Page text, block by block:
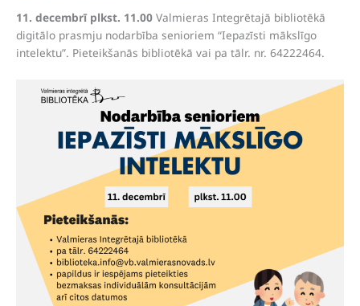
11. decembrī plkst. 11.00 Valmieras Integrētajā bibliotēkā
digitālo prasmju nodarbība senioriem “Iepazīsti mākslīgo
intelektu”. Pieteikšanās bibliotēkā vai pa tālr. nr. 64222464.